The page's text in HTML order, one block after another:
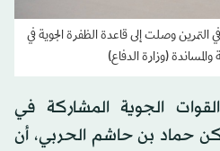
التمرين وصلت إلى قاعدة الظفرة الجوية في
والمساندة (وزارة الدفاع)
الجوية المشاركة في
حماد بن حاشم الحربي، أن